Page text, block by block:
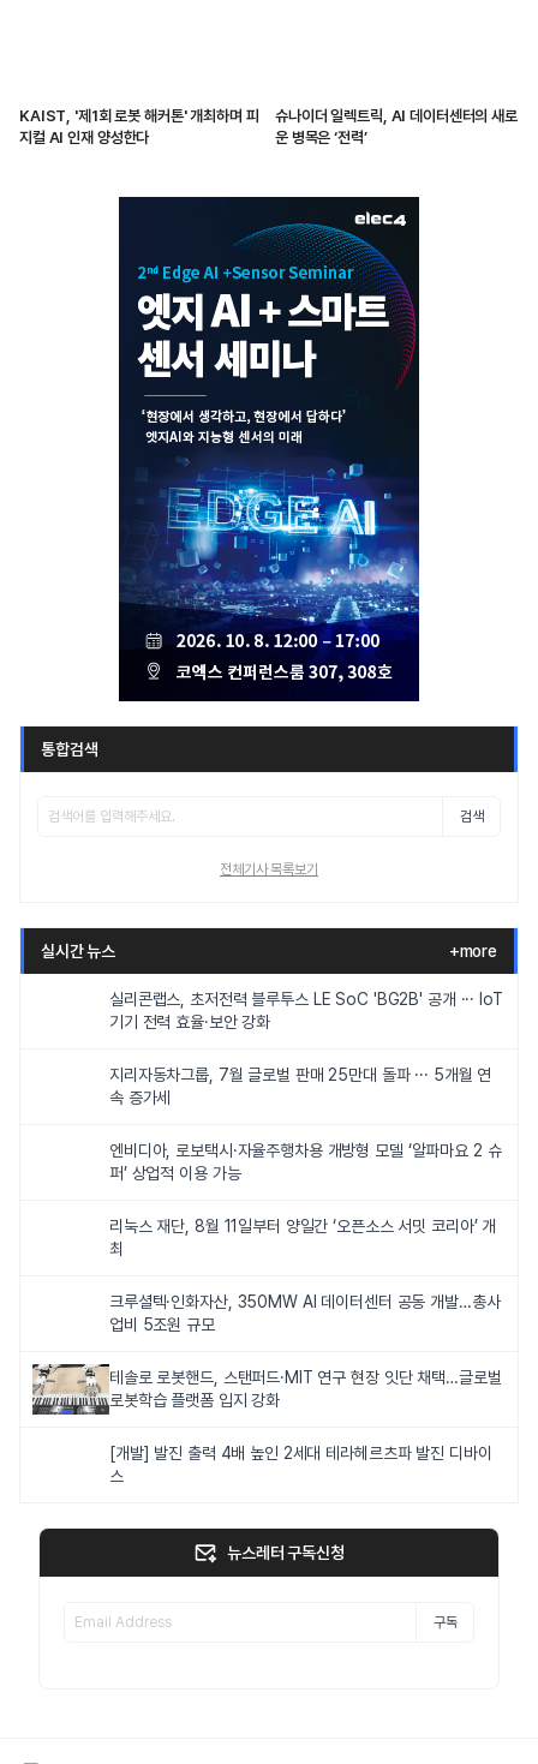
KAIST, '제1회 로봇 해커톤' 개최하며 피
지컬 AI 인재 양성한다
슈나이더 일렉트릭, AI 데이터센터의 새로
운 병목은 ‘전력’
통합검색
검색
전체기사 목록보기
실시간 뉴스 +more
실리콘랩스, 초저전력 블루투스 LE SoC 'BG2B' 공개 ··· IoT
기기 전력 효율·보안 강화
지리자동차그룹, 7월 글로벌 판매 25만대 돌파 ··· 5개월 연
속 증가세
엔비디아, 로보택시·자율주행차용 개방형 모델 ‘알파마요 2 슈
퍼’ 상업적 이용 가능
리눅스 재단, 8월 11일부터 양일간 ‘오픈소스 서밋 코리아’ 개
최
크루셜텍·인화자산, 350MW AI 데이터센터 공동 개발…총사
업비 5조원 규모
테솔로 로봇핸드, 스탠퍼드·MIT 연구 현장 잇단 채택…글로벌
로봇학습 플랫폼 입지 강화
[개발] 발진 출력 4배 높인 2세대 테라헤르츠파 발진 디바이
스
뉴스레터 구독신청
구독